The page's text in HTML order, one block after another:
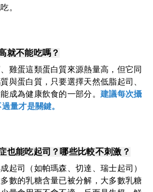
。
就不能吃嗎？
雞蛋這類蛋白質來源熱量高，但它同
與蛋白質，只要選擇天然低脂起司、
成為健康飲食的一部分。建議每次攝
量才是關鍵。
也能吃起司？哪些比較不刺激？
起司（如帕瑪森、切達、瑞士起司）
數的乳糖含量已被分解，大多數乳糖